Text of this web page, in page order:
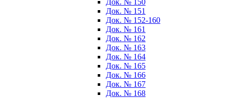
Док. № 150
Док. № 151
Док. № 152-160
Док. № 161
Док. № 162
Док. № 163
Док. № 164
Док. № 165
Док. № 166
Док. № 167
Док. № 168